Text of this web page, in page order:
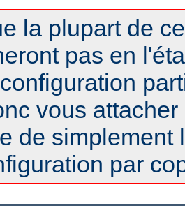
la plupart de
pas en
vous
de simplement
par